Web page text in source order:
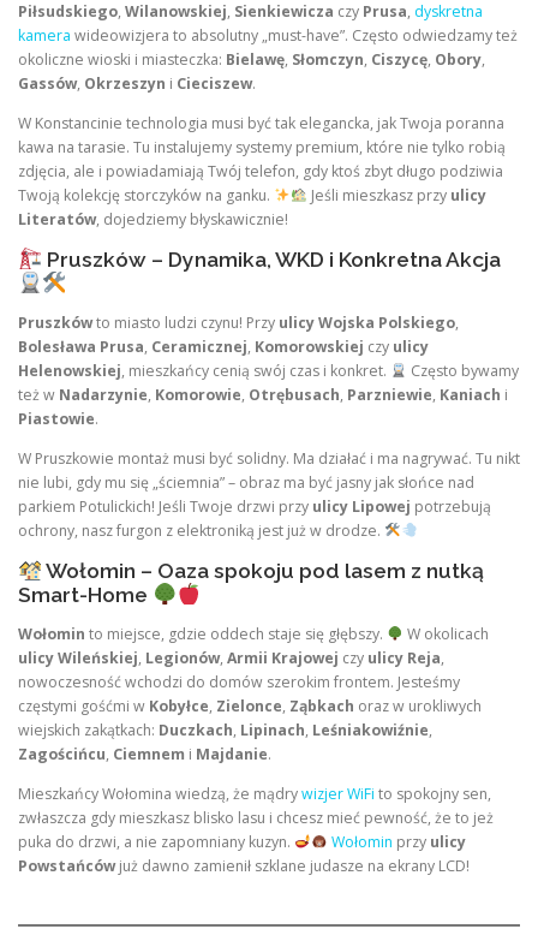
Piłsudskiego, Wilanowskiej, Sienkiewicza czy Prusa, dyskretna
kamera wideowizjera to absolutny „must-have”. Często odwiedzamy też
okoliczne wioski i miasteczka: Bielawę, Słomczyn, Ciszycę, Obory,
Gassów, Okrzeszyn i Cieciszew.
W Konstancinie technologia musi być tak elegancka, jak Twoja poranna
kawa na tarasie. Tu instalujemy systemy premium, które nie tylko robią
zdjęcia, ale i powiadamiają Twój telefon, gdy ktoś zbyt długo podziwia
Twoją kolekcję storczyków na ganku.
Jeśli mieszkasz przy ulicy
Literatów, dojedziemy błyskawicznie!
Pruszków – Dynamika, WKD i Konkretna Akcja
Pruszkówto miasto ludzi czynu! Przy ulicy Wojska Polskiego,
Bolesława Prusa, Ceramicznej, Komorowskiej czy ulicy
Helenowskiej, mieszkańcy cenią swój czas i konkret.
Często bywamy
też w Nadarzynie, Komorowie, Otrębusach, Parzniewie, Kaniach i
Piastowie.
W Pruszkowie montaż musi być solidny. Ma działać i ma nagrywać. Tu nikt
nie lubi, gdy mu się „ściemnia” – obraz ma być jasny jak słońce nad
parkiem Potulickich! Jeśli Twoje drzwi przy ulicy Lipowej potrzebują
ochrony, nasz furgon z elektroniką jest już w drodze.
Wołomin – Oaza spokoju pod lasem z nutką
Smart-Home
Wołomin to miejsce, gdzie oddech staje się głębszy.
W okolicach
ulicy Wileńskiej, Legionów, Armii Krajowej czy ulicy Reja,
nowoczesność wchodzi do domów szerokim frontem. Jesteśmy
częstymi gośćmi w Kobyłce, Zielonce, Ząbkach oraz w urokliwych
wiejskich zakątkach: Duczkach, Lipinach, Leśniakowiźnie,
Zagościńcu, Ciemnem i Majdanie.
Mieszkańcy Wołomina wiedzą, że mądrywizjer WiFi to spokojny sen,
zwłaszcza gdy mieszkasz blisko lasu i chcesz mieć pewność, że to jeż
puka do drzwi, a nie zapomniany kuzyn.
Wołomin przy ulicy
Powstańcówjuż dawno zamienił szklane judasze na ekrany LCD!